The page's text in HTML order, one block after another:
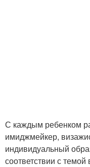
С каждым ребенком
имиджмейкер,
индивидуальный
соответствии с